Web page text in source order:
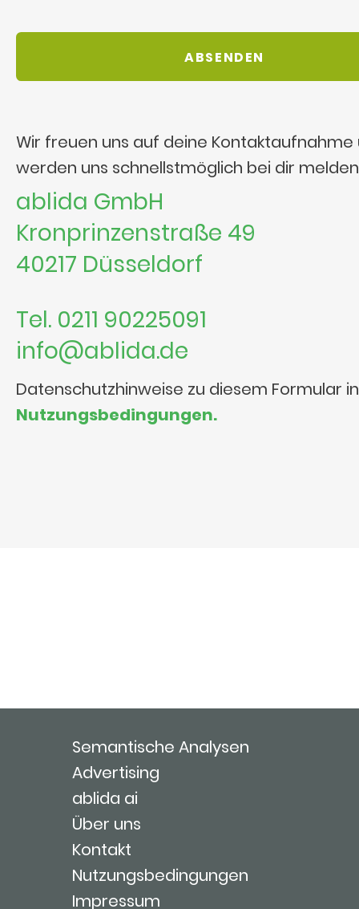
Wir freuen uns auf deine Kontaktaufnahme
werden uns schnellstmöglich bei dir
ablida GmbH
Kronprinzenstraße 49
40217 Düsseldorf
Tel. 0211 90225091
info@ablida.de
Datenschutzhinweise zu diesem Formular
Nutzungsbedingungen.
Semantische Analysen
Advertising
ablida ai
Über uns
Kontakt
Nutzungsbedingungen
Impressum